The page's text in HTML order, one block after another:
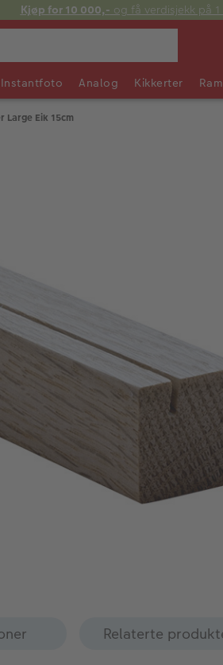
Kjøp for 10 000,- og få verdisjekk på
Instantfoto Analog Kikkerter
Large Eik 15cm
Relaterte